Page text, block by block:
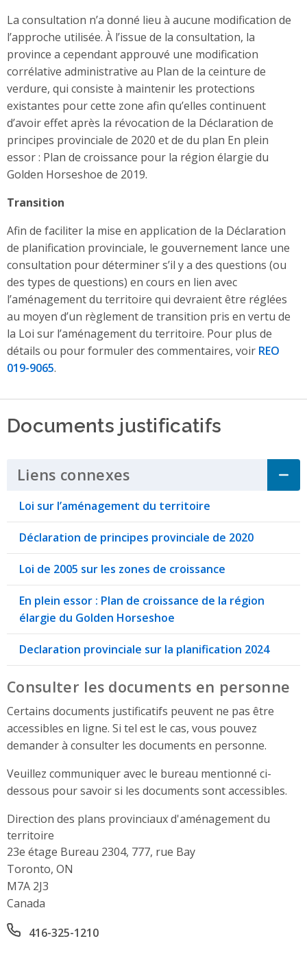
La consultation n’a donné lieu à aucune modification de
l’approche utilisée. À l’issue de la consultation, la
province a cependant approuvé une modification
corrélative administrative au Plan de la ceinture de
verdure, qui consiste à maintenir les protections
existantes pour cette zone afin qu’elles continuent
d’avoir effet après la révocation de la Déclaration de
principes provinciale de 2020 et de du plan En plein
essor : Plan de croissance pour la région élargie du
Golden Horseshoe de 2019.
Transition
Afin de faciliter la mise en application de la Déclaration
de planification provinciale, le gouvernement lance une
consultation pour déterminer s’il y a des questions (ou
des types de questions) en cours en lien avec
l’aménagement du territoire qui devraient être réglées
au moyen d’un règlement de transition pris en vertu de
la Loi sur l’aménagement du territoire. Pour plus de
détails ou pour formuler des commentaires, voir REO
019-9065.
Documents justificatifs
Liens connexes Click to Expand
Loi sur l’aménagement du territoire
Déclaration de principes provinciale de 2020
Loi de 2005 sur les zones de croissance
En plein essor : Plan de croissance de la région
élargie du Golden Horseshoe
Declaration provinciale sur la planification 2024
Consulter les documents en personne
Certains documents justificatifs peuvent ne pas être
accessibles en ligne. Si tel est le cas, vous pouvez
demander à consulter les documents en personne.
Veuillez communiquer avec le bureau mentionné ci-
dessous pour savoir si les documents sont accessibles.
Direction des plans provinciaux d'aménagement du
territoire
Address
23e étage Bureau 2304, 777, rue Bay
Toronto, ON
M7A 2J3
Canada
Office phone number
416-325-1210